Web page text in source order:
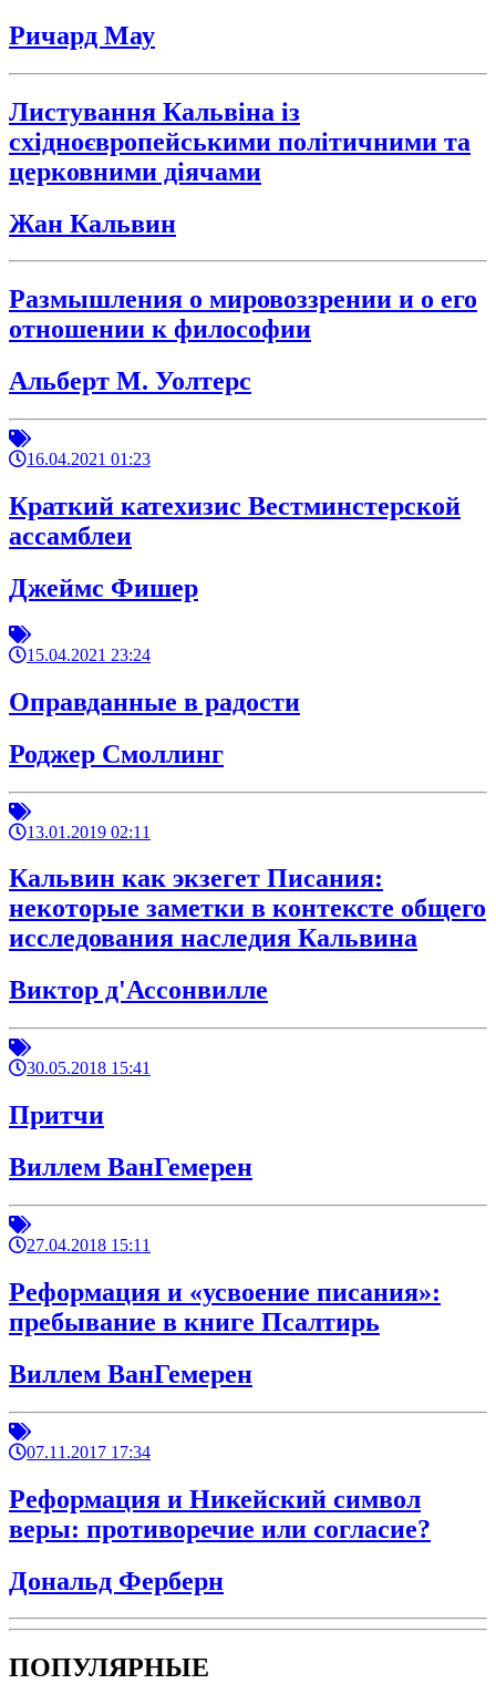
Ричард Мау
Листування Кальвіна із
східноєвропейськими політичними та
церковними діячами
Жан Кальвин
Размышления о мировоззрении и о его
отношении к философии
Альберт М. Уолтерс
16.04.2021 01:23
Краткий катехизис Вестминстерской
ассамблеи
Джеймс Фишер
15.04.2021 23:24
Оправданные в радости
Роджер Смоллинг
13.01.2019 02:11
Кальвин как экзегет Писания:
некоторые заметки в контексте общего
исследования наследия Кальвина
Виктор д'Ассонвилле
30.05.2018 15:41
Притчи
Виллем ВанГемерен
27.04.2018 15:11
Реформация и «усвоение писания»:
пребывание в книге Псалтирь
Виллем ВанГемерен
07.11.2017 17:34
Реформация и Никейский символ
веры: противоречие или согласие?
Дональд Ферберн
ПОПУЛЯРНЫЕ